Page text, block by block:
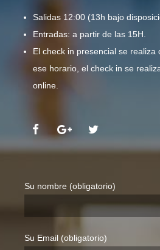
Salidas 12:00 (13h bajo
Entradas: a partir de las 15H.
El check in presencial se realiza
ese horario, el check in se
online.
Su nombre (obligatorio)
Su Email (obligatorio)